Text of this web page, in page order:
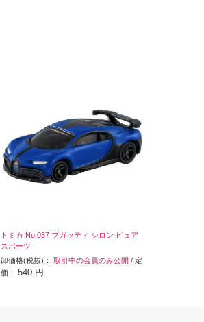
トミカ No.037 ブガッティ シロン ピュア
スポーツ
卸価格(税抜)： 取引中の会員のみ公開 / 定
価： 540 円